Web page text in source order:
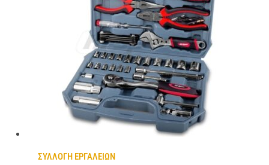
ΣΥΛΛΟΓΗ ΕΡΓΑΛΕΙΩΝ